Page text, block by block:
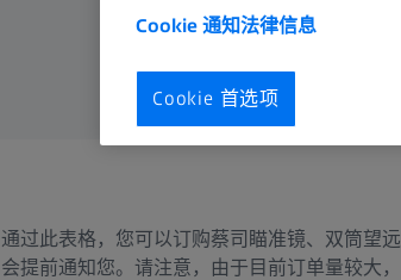
通过此表格，您可以订购蔡司瞄准镜、双筒望
会提前通知您。请注意，由于目前订单量较大
Cookie 通知法律信息
Cookie 首选项